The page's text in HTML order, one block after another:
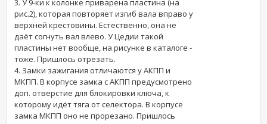
3. У 9-ки к колонке приварена пластина (на
рис.2), которая повторяет изгиб вала вправо у
верхней крестовины. Естественно, она не
даёт согнуть вал влево. У Цедии такой
пластины нет вообще, на рисунке в каталоге -
тоже. Пришлось отрезать.
4. Замки зажигания отличаются у АКПП и
МКПП. В корпусе замка с АКПП предусмотрено
доп. отверстие для блокировки ключа, к
которому идёт тяга от селектора. В корпусе
замка МКПП оно не прорезано. Пришлось